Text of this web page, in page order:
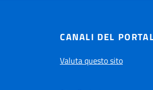
CANALI DEL
Valuta questo sito